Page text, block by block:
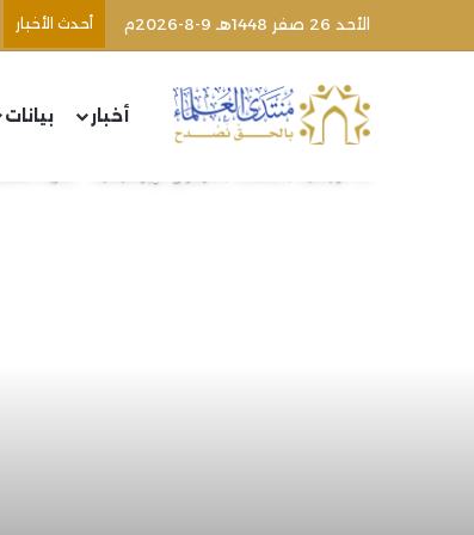
الأحد 26 صفر 1448هـ 9-8-2026م أحدث الأخبار
أخبار بيانات